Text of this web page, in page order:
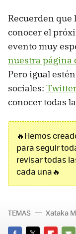
Recuerden que
conocer el
evento muy
nuestra página
Pero igual
sociales: Twitter
conocer todas
🔥Hemos
para seguir
revisar todas
cada una🔥
TEMAS Xataka